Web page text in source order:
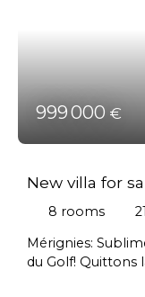
999 000 €
New villa for
course in
8 rooms
Mérignies:
du Golf! Quittons